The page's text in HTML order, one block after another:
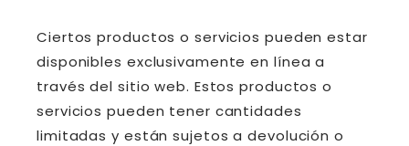
Ciertos productos o servicios pueden estar
disponibles exclusivamente en línea a
través del sitio web. Estos productos o
servicios pueden tener cantidades
limitadas y están sujetos a devolución o